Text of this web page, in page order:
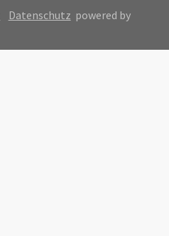
Datenschutz powered by